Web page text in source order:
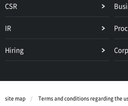
CSR
IR
Hiring
site map Terms and conditions regarding the